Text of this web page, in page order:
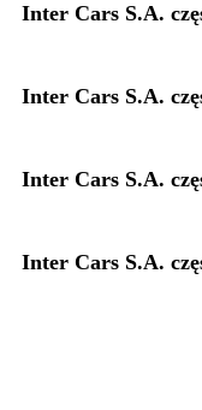
Inter Cars S.A.
Inter Cars S.A.
Inter Cars S.A.
Inter Cars S.A.